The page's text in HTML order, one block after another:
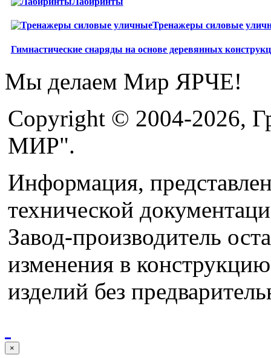
Тренажеры силовые
Гимнастические снаряды на основе деревянных
Мы делаем Мир ЯРЧЕ!
Copyright © 2004-2026,
МИР".
Информация,
технической
Завод-производитель
изменения в
изделий без
×